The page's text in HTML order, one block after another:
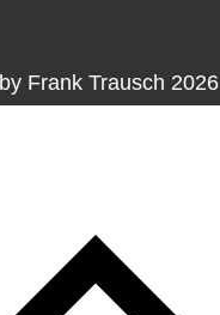
​Frank Trausch 2026